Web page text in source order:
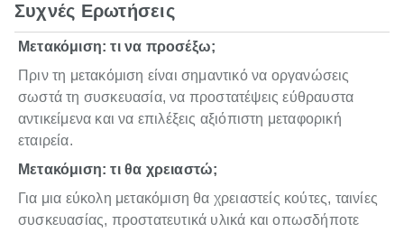
Συχνές Ερωτήσεις
Μετακόμιση: τι να προσέξω;
Πριν τη μετακόμιση είναι σημαντικό να οργανώσεις
σωστά τη συσκευασία, να προστατέψεις εύθραυστα
αντικείμενα και να επιλέξεις αξιόπιστη μεταφορική
εταιρεία.
Μετακόμιση: τι θα χρειαστώ;
Για μια εύκολη μετακόμιση θα χρειαστείς κούτες, ταινίες
συσκευασίας, προστατευτικά υλικά και οπωσδήποτε